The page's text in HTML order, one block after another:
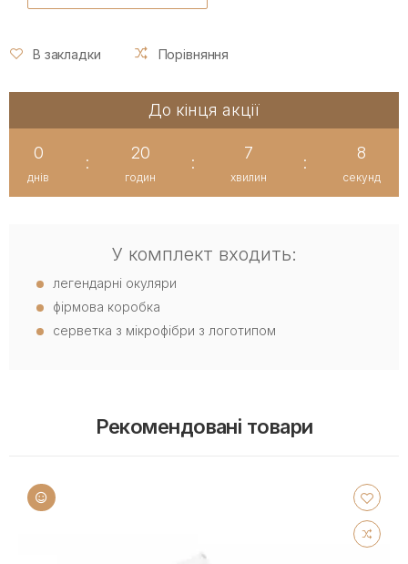
В закладки Порівняння
До кінця акції
0
днів
:
20
годин
:
7
хвилин
:
7
секунд
У комплект входить:
легендарні окуляри
фірмова коробка
серветка з мікрофібри з логотипом
Рекомендовані товари